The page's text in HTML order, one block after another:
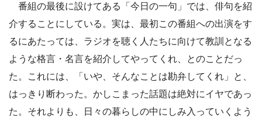
番組の最後に設けてある「今日の一句」では、俳句を紹
介することにしている。実は、最初この番組への出演をす
るにあたっては、ラジオを聴く人たちに向けて教訓となる
ような格言・名言を紹介してやってくれ、とのことだっ
た。これには、「いや、そんなことは勘弁してくれ」と、
はっきり断わった。かしこまった話題は絶対にイヤであっ
た。それよりも、日々の暮らしの中にしみ入っていくよう